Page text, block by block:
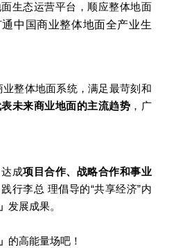
生态运营平台，顺应整体地面
通中国商业整体地面全产业生
业整体地面系统，满足最苛刻和
未来商业地面的主流趋势 ，广
成项目合作、战略合作和事业
行李总 理倡导的“共享经济”内
」 发展成果。
的高能量场吧！